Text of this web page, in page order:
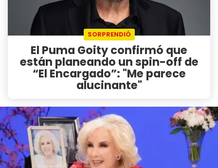
SORPRENDIÓ
El Puma Goity confirmó que
están planeando un spin-off de
“El Encargado”: "Me parece
alucinante"